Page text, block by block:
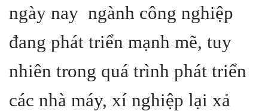
ngày nay ngành công nghiệp
đang phát triển mạnh mẽ, tuy
nhiên trong quá trình phát triển
các nhà máy, xí nghiệp lại xả